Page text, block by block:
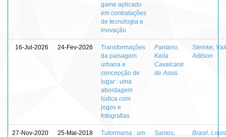
game aplicado
em contratações
de tecnologia e
inovação
16-Jul-2026 24-Fev-2026
Transformações
da paisagem
urbana e
concepção de
lugar : uma
abordagem
lúdica com
jogos e
fotografias
Pantano,
Keila
Cavalcanti
de Assis
Steinke,
Adilson
27-Nov-2020 25-Mai-2018
Tutormama : um
Santos,
Brasil,